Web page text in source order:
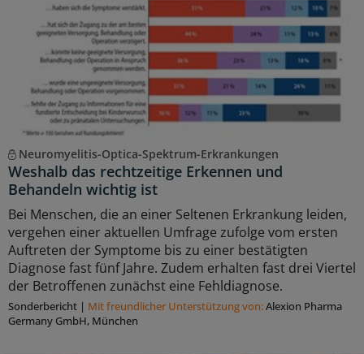
Neuromyelitis-Optica-Spektrum-Erkrankungen
Weshalb das rechtzeitige Erkennen und
Behandeln wichtig ist
Bei Menschen, die an einer Seltenen Erkrankung leiden,
vergehen einer aktuellen Umfrage zufolge vom ersten
Auftreten der Symptome bis zu einer bestätigten
Diagnose fast fünf Jahre. Zudem erhalten fast drei Viertel
der Betroffenen zunächst eine Fehldiagnose.
Sonderbericht | Mit freundlicher Unterstützung von:Alexion Pharma
Germany GmbH, München